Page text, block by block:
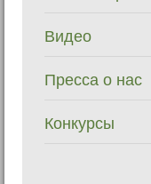
Видео
Пресса о нас
Конкурсы